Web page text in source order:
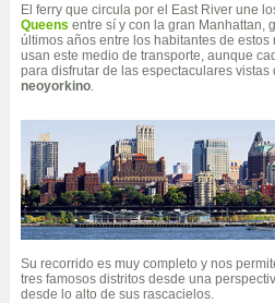
El ferry que circula por el East River une
Queens entre sí y con la gran Manhattan,
últimos años entre los habitantes de
usan este medio de transporte, aunque
para disfrutar de las espectaculares vistas
neoyorkino.
Su recorrido es muy completo y nos
tres famosos distritos desde una
desde lo alto de sus rascacielos.